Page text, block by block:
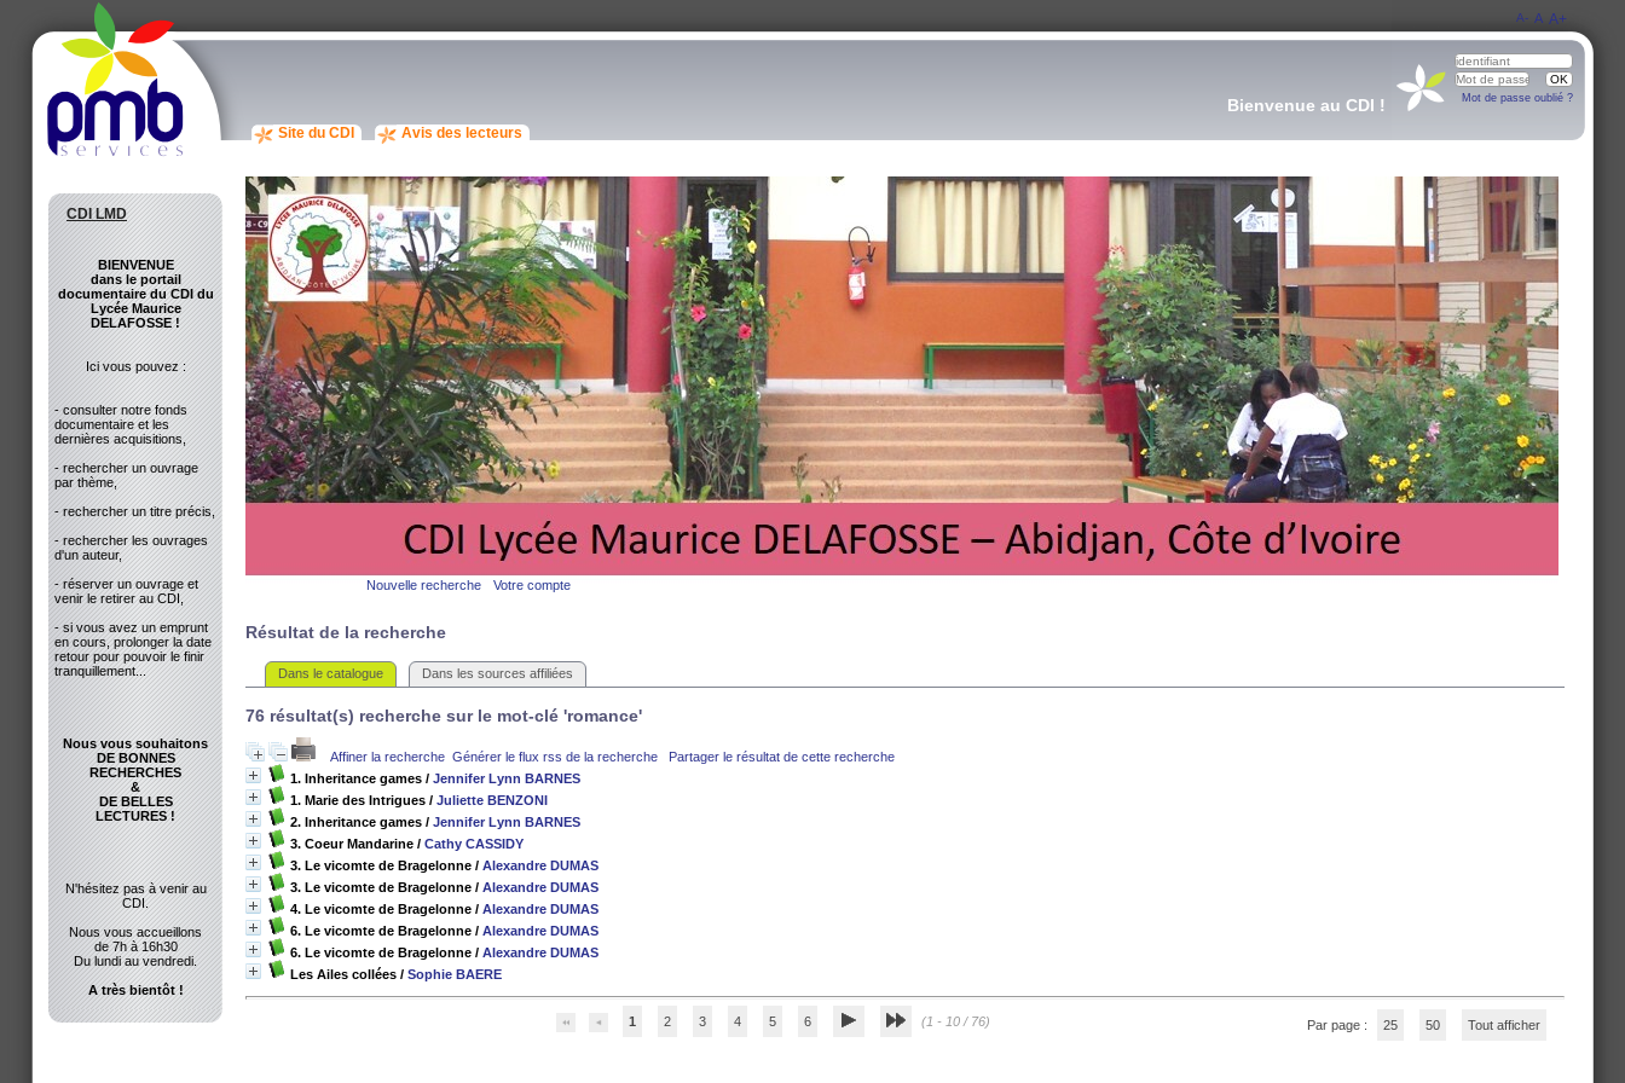
Site du CDI Avis des lecteurs
Bienvenue au CDI !
Nouvelle recherche Votre compte
Résultat de la recherche
Dans le catalogue Dans les sources affiliées
76 résultat(s) recherche sur le mot-clé 'romance'
Affiner la recherche Générer le flux rss de la recherche
Partager le résultat de cette recherche
1. Inheritance games / Jennifer Lynn BARNES
1. Marie des Intrigues / Juliette BENZONI
2. Inheritance games / Jennifer Lynn BARNES
3. Coeur Mandarine / Cathy CASSIDY
3. Le vicomte de Bragelonne / Alexandre DUMAS
3. Le vicomte de Bragelonne / Alexandre DUMAS
4. Le vicomte de Bragelonne / Alexandre DUMAS
6. Le vicomte de Bragelonne / Alexandre DUMAS
6. Le vicomte de Bragelonne / Alexandre DUMAS
Les Ailes collées / Sophie BAERE
1 2 3 4 5 6 (1 - 10 / 76) Par page : 25 50 Tout afficher
CDI LMD
BIENVENUE
dans le portail
documentaire du CDI du
Lycée Maurice
DELAFOSSE !
Ici vous pouvez :
- consulter notre fonds
documentaire et les
dernières acquisitions,
- rechercher un ouvrage
par thème,
- rechercher un titre précis,
- rechercher les ouvrages
d'un auteur,
- réserver un ouvrage et
venir le retirer au CDI,
- si vous avez un emprunt
en cours, prolonger la date
retour pour pouvoir le finir
tranquillement...
Nous vous souhaitons
DE BONNES
RECHERCHES
&
DE BELLES
LECTURES !
N'hésitez pas à venir au
CDI.
Nous vous accueillons
de 7h à 16h30
Du lundi au vendredi.
A très bientôt !
A- A A+
Mot de passe oublié ?